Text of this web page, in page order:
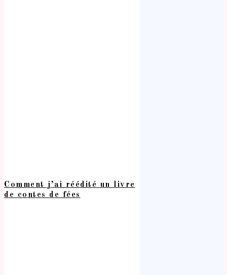
Comment j’ai réédité un livre
de contes de fées